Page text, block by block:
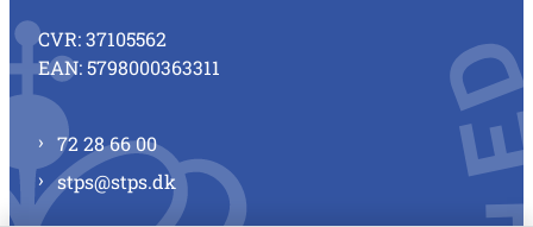
CVR: 37105562
EAN: 5798000363311
72 28 66 00
stps@stps.dk